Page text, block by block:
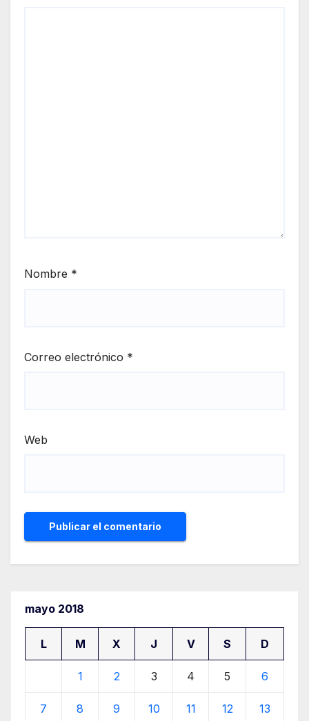
Nombre *
Correo electrónico *
Web
mayo 2018
L M X J V S D
1 2 3 4 5 6
7 8 9 10 11 12 13